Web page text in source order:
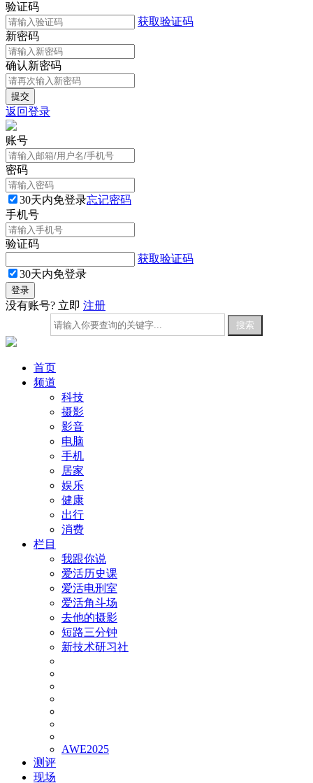
验证码
获取验证码
新密码
确认新密码
返回登录
账号
密码
30天内免登录忘记密码
手机号
验证码
获取验证码
30天内免登录
没有账号? 立即 注册
首页
频道
科技
摄影
影音
电脑
手机
居家
娱乐
健康
出行
消费
栏目
我跟你说
爱活历史课
爱活电刑室
爱活角斗场
去他的摄影
短路三分钟
新技术研习社
AWE2025
测评
现场